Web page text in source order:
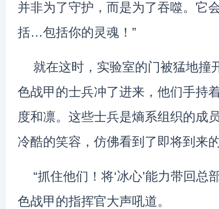
并非为了守护，而是为了吞噬。它
括…包括你的灵魂！”
就在这时，实验室的门被猛地撞
色战甲的士兵冲了进来，他们手持
度和凛。这些士兵是熵系组织的成
冷酷的笑容，仿佛看到了即将到来
“抓住他们！将‘冰心’能力带回总
色战甲的指挥官大声吼道。